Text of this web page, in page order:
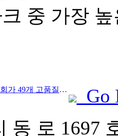
중 가장
Prev:국가발전개혁위원회가 49개 고품질 야외 스포츠 명소를 첫 번째로 공개했습니다.
Go
동 로 1697